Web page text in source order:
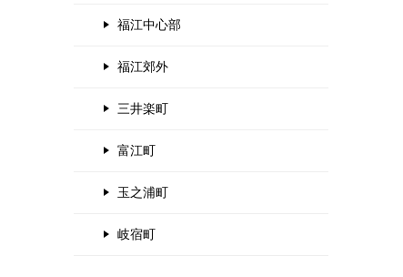
福江中心部
福江郊外
三井楽町
富江町
玉之浦町
岐宿町